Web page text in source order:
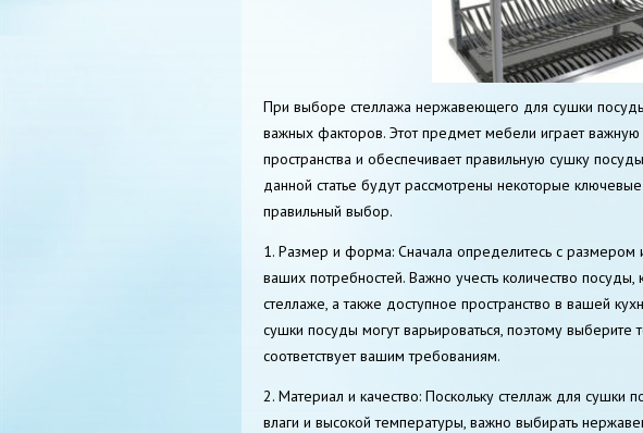
При выборе стеллажа нержавеющего для сушки
важных факторов. Этот предмет мебели играет важную
пространства и обеспечивает правильную сушку
данной статье будут рассмотрены некоторые
правильный выбор.
1. Размер и форма: Сначала определитесь с
ваших потребностей. Важно учесть количество
стеллаже, а также доступное пространство в вашей
сушки посуды могут варьироваться, поэтому выберите
соответствует вашим требованиям.
2. Материал и качество: Поскольку стеллаж для
влаги и высокой температуры, важно выбирать